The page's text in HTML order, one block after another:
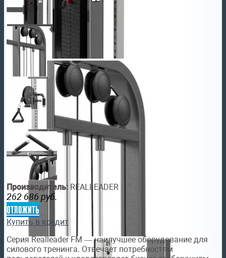
Производитель: REALLEADER
262 686 руб.
отложить
Купить в кредит
Серия Realleader FM — наилучшее оборудование для
силового тренинга. Отвечает потребностям